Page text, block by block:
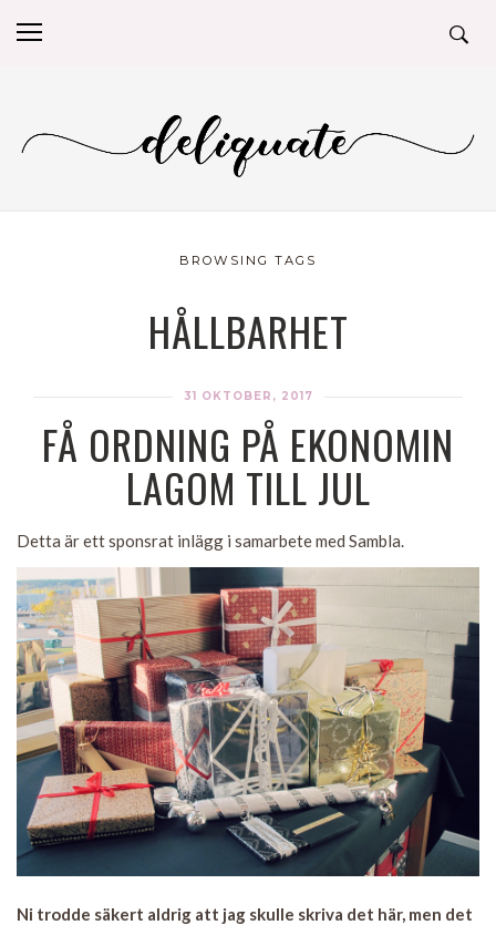
BROWSING TAGS
HÅLLBARHET
31 OKTOBER, 2017
FÅ ORDNING PÅ EKONOMIN
LAGOM TILL JUL
Detta är ett sponsrat inlägg i samarbete med Sambla.
Ni trodde säkert aldrig att jag skulle skriva det här, men det